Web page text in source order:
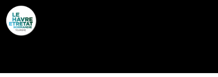
Cookies management panel